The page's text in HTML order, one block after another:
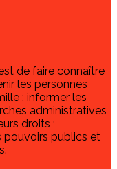
de faire connaître
les personnes
; informer les
administratives
droits ;
pouvoirs publics et